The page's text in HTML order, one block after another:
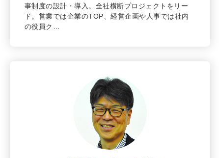
事制度の設計・導入。全社横断プロジェクトをリー
ド。営業では企業のTOP、経営企画や人事では社内
の役員ク…